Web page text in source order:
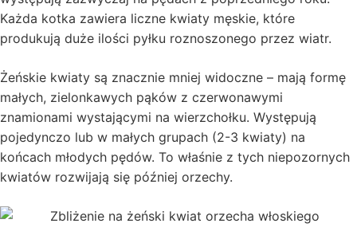
Każda kotka zawiera liczne kwiaty męskie, które
produkują duże ilości pyłku roznoszonego przez wiatr.
Żeńskie kwiaty są znacznie mniej widoczne – mają formę
małych, zielonkawych pąków z czerwonawymi
znamionami wystającymi na wierzchołku. Występują
pojedynczo lub w małych grupach (2-3 kwiaty) na
końcach młodych pędów. To właśnie z tych niepozornych
kwiatów rozwijają się później orzechy.